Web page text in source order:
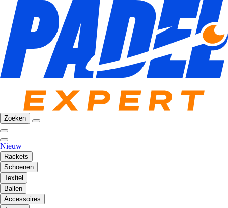
Zoeken
Nieuw
Rackets
Schoenen
Textiel
Ballen
Accessoires